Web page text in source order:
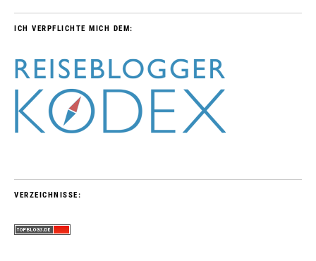
ICH VERPFLICHTE MICH DEM:
VERZEICHNISSE: